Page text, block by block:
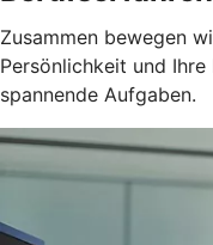
Zusammen bewegen
Persönlichkeit und
spannende Aufgaben.